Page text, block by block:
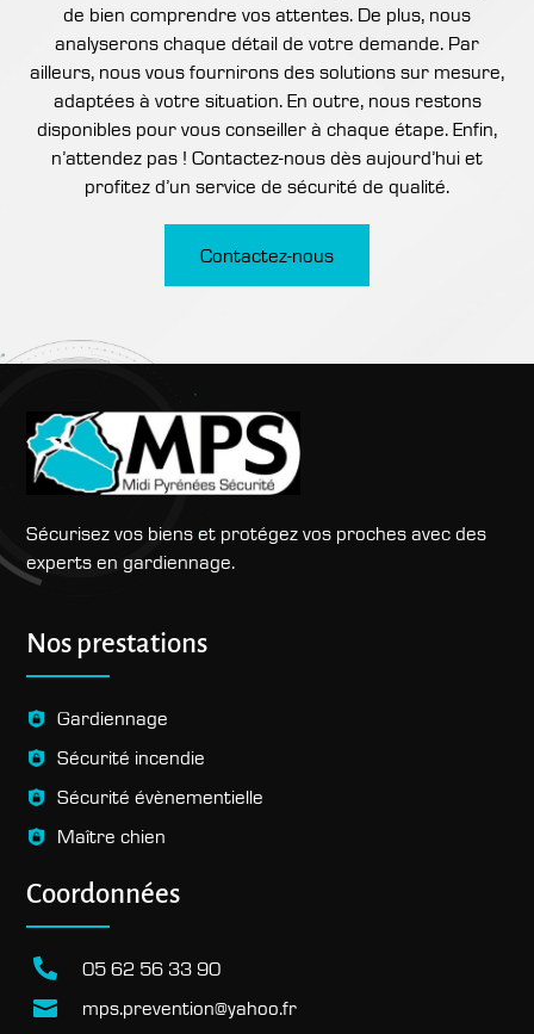
de bien comprendre vos attentes. De plus, nous
analyserons chaque détail de votre demande. Par
ailleurs, nous vous fournirons des solutions sur mesure,
adaptées à votre situation. En outre, nous restons
disponibles pour vous conseiller à chaque étape. Enfin,
n’attendez pas ! Contactez-nous dès aujourd’hui et
profitez d’un service de sécurité de qualité.
Contactez-nous
Sécurisez vos biens et protégez vos proches avec des
experts en gardiennage.
Recherches fréquentes
Nos prestations
Gardiennage
Sécurité incendie
Sécurité évènementielle
Maître chien
Coordonnées

05 62 56 33 90

mps.prevention@yahoo.fr